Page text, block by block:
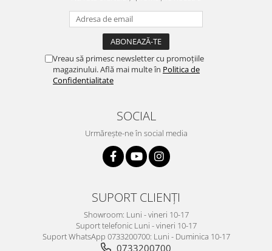
Vreau să primesc newsletter cu promoțiile
magazinului. Află mai multe în Politica de
Confidentialitate
SOCIAL
Urmărește-ne în social media
SUPORT CLIENȚI
Showroom: Luni - vineri 10-17
Suport telefonic Luni - vineri 10-17
Suport WhatsApp 0733200700: Luni - Duminica 10-17
0733200700